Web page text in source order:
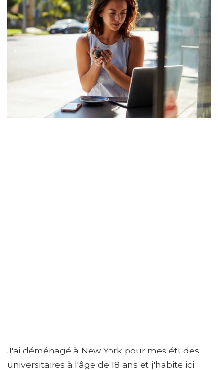
J'ai déménagé à New York pour mes études
universitaires à l'âge de 18 ans et j'habite ici